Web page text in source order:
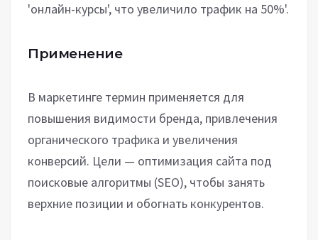
'онлайн-курсы', что увеличило трафик на 50%'.
Применение
В маркетинге термин применяется для
повышения видимости бренда, привлечения
органического трафика и увеличения
конверсий. Цели — оптимизация сайта под
поисковые алгоритмы (SEO), чтобы занять
верхние позиции и обогнать конкурентов.